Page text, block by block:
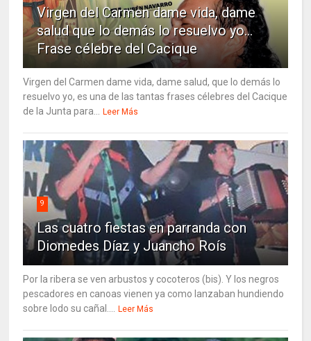
Virgen del Carmen dame vida, dame
salud que lo demás lo resuelvo yo…
Frase célebre del Cacique
Virgen del Carmen dame vida, dame salud, que lo demás lo
resuelvo yo, es una de las tantas frases célebres del Cacique
de la Junta para...
Leer Más
9
Las cuatro fiestas en parranda con
Diomedes Díaz y Juancho Roís
Por la ribera se ven arbustos y cocoteros (bis). Y los negros
pescadores en canoas vienen ya como lanzaban hundiendo
sobre lodo su cañal....
Leer Más